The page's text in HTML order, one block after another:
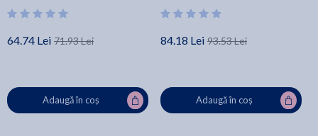
64.74 Lei 71.93 Lei
Adaugă în coș
84.18 Lei 93.53 Lei
Adaugă în coș